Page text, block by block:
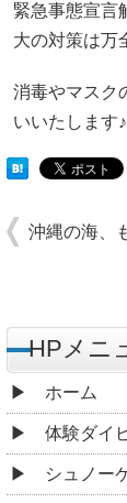
緊急事態宣言
大の対策は万
消毒やマスク
いいたします♪
沖縄の海、
HPメニ
ホーム
体験ダイ
シュノー